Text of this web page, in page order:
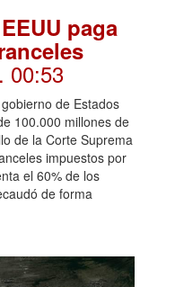
paga
. 00:53
de Estados
100.000 millones de
de la Corte Suprema
impuestos por
el 60% de los
de forma